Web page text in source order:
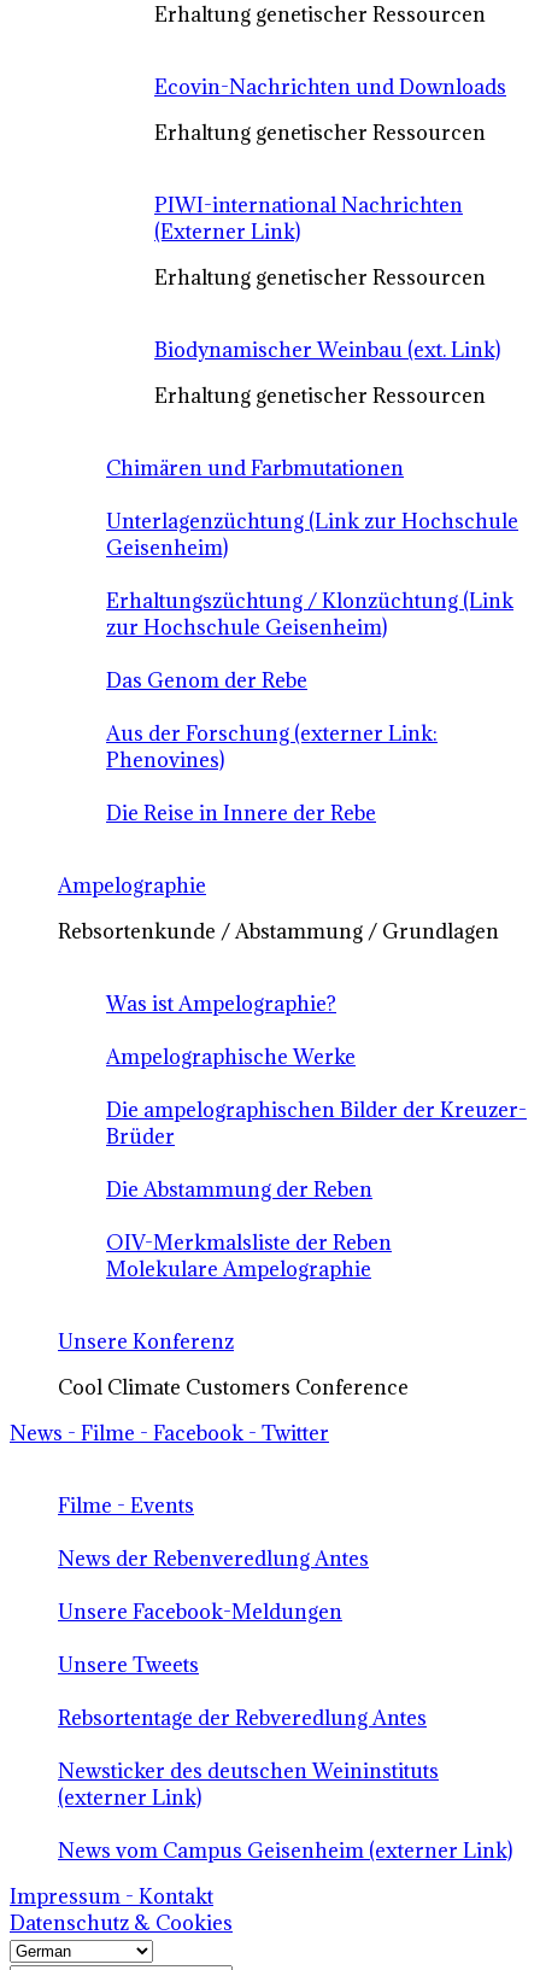
Erhaltung genetischer Ressourcen
Ecovin-Nachrichten und Downloads
Erhaltung genetischer Ressourcen
PIWI-international Nachrichten
(Externer Link)
Erhaltung genetischer Ressourcen
Biodynamischer Weinbau (ext. Link)
Erhaltung genetischer Ressourcen
Chimären und Farbmutationen
Unterlagenzüchtung (Link zur Hochschule
Geisenheim)
Erhaltungszüchtung / Klonzüchtung (Link
zur Hochschule Geisenheim)
Das Genom der Rebe
Aus der Forschung (externer Link:
Phenovines)
Die Reise in Innere der Rebe
Ampelographie
Rebsortenkunde / Abstammung / Grundlagen
Was ist Ampelographie?
Ampelographische Werke
Die ampelographischen Bilder der Kreuzer-
Brüder
Die Abstammung der Reben
OIV-Merkmalsliste der Reben
Molekulare Ampelographie
Unsere Konferenz
Cool Climate Customers Conference
News - Filme - Facebook - Twitter
Filme - Events
News der Rebenveredlung Antes
Unsere Facebook-Meldungen
Unsere Tweets
Rebsortentage der Rebveredlung Antes
Newsticker des deutschen Weininstituts
(externer Link)
News vom Campus Geisenheim (externer Link)
Impressum - Kontakt
Datenschutz & Cookies